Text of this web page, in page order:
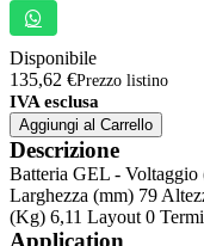
Disponibile
135,62 €Prezzo listino
IVA esclusa
Aggiungi al Carrello
Descrizione
Batteria GEL -
Larghezza (mm) 79
(Kg) 6,11 Layout 0
Application